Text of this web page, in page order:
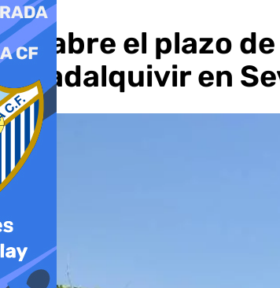
Se abre el plazo
Guadalquivir en